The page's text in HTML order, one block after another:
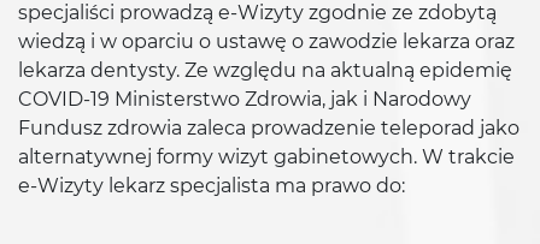
specjaliści prowadzą e-Wizyty zgodnie ze zdobytą
wiedzą i w oparciu o ustawę o zawodzie lekarza oraz
lekarza dentysty. Ze względu na aktualną epidemię
COVID-19 Ministerstwo Zdrowia, jak i Narodowy
Fundusz zdrowia zaleca prowadzenie teleporad jako
alternatywnej formy wizyt gabinetowych. W trakcie
e-Wizyty lekarz specjalista ma prawo do: